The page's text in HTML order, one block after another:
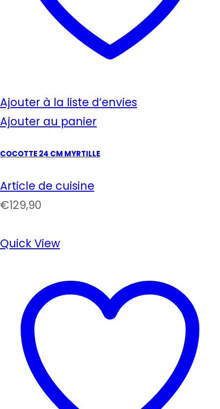
Ajouter à la liste d’envies
Ajouter au panier
COCOTTE 24 CM MYRTILLE
Article de cuisine
€129,90
Quick View